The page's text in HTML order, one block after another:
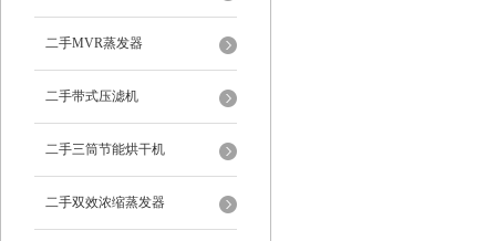
二手MVR蒸发器
二手带式压滤机
二手三筒节能烘干机
二手双效浓缩蒸发器